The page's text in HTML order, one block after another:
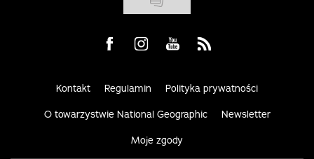
Visit us on Facebook
Visit us on Instagram
Visit us on Youtube
Visit us on Rss
Kontakt Regulamin Polityka prywatności
O towarzystwie National Geographic Newsletter
Moje zgody